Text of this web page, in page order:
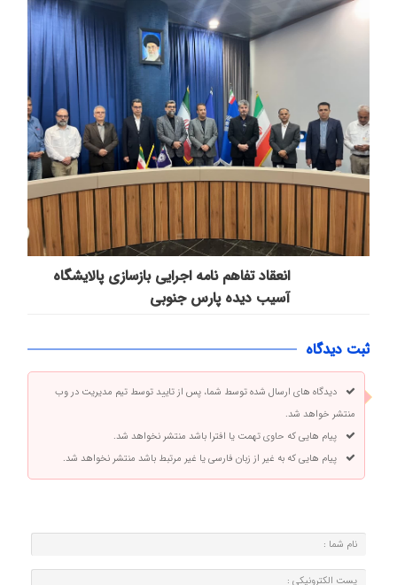
انعقاد تفاهم نامه اجرایی بازسازی پالایشگاه
آسیب دیده پارس جنوبی
ثبت دیدگاه
دیدگاه های ارسال شده توسط شما، پس از تایید توسط تیم مدیریت در وب
منتشر خواهد شد.
پیام هایی که حاوی تهمت یا افترا باشد منتشر نخواهد شد.
پیام هایی که به غیر از زبان فارسی یا غیر مرتبط باشد منتشر نخواهد شد.